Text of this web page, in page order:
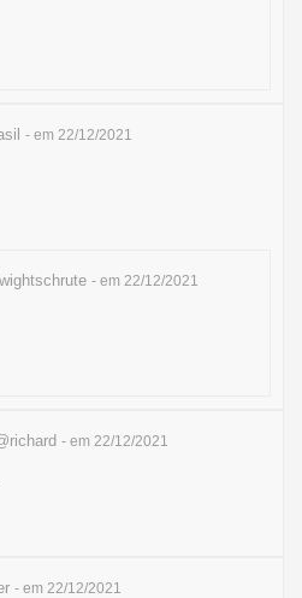
- em 22/12/2021
- em 22/12/2021
- em 22/12/2021
- em 22/12/2021